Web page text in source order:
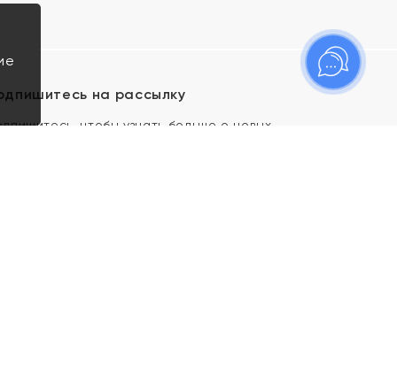
на рассылку
чтобы узнать больше о новых